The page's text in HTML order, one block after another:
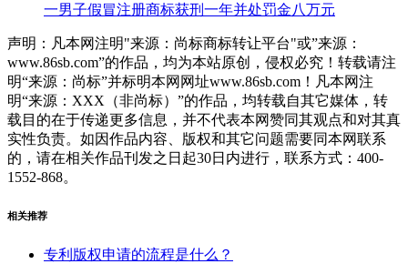
一男子假冒注册商标获刑一年并处罚金八万元
声明：凡本网注明"来源：尚标商标转让平台"或”来源：
www.86sb.com”的作品，均为本站原创，侵权必究！转载请注
明“来源：尚标”并标明本网网址www.86sb.com！凡本网注
明“来源：XXX（非尚标）”的作品，均转载自其它媒体，转
载目的在于传递更多信息，并不代表本网赞同其观点和对其真
实性负责。如因作品内容、版权和其它问题需要同本网联系
的，请在相关作品刊发之日起30日内进行，联系方式：400-
1552-868。
相关推荐
专利版权申请的流程是什么？